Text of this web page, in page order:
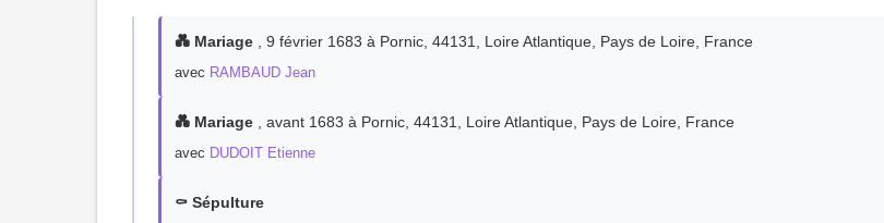
💑 Mariage , 9 février 1683 à Pornic, 44131, Loire Atlantique, Pays de Loire, France
avec RAMBAUD Jean
💑 Mariage , avant 1683 à Pornic, 44131, Loire Atlantique, Pays de Loire, France
avec DUDOIT Etienne
⚰️ Sépulture